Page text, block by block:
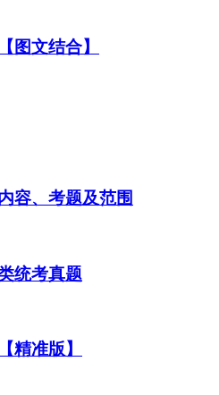
图文结合】
容、考题及范围
统考真题
精准版】